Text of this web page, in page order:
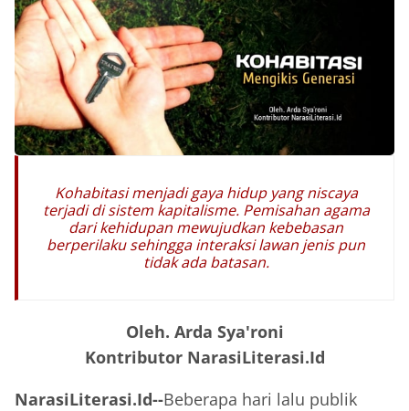
Kohabitasi menjadi gaya hidup yang niscaya
terjadi di sistem kapitalisme. Pemisahan agama
dari kehidupan mewujudkan kebebasan
berperilaku sehingga interaksi lawan jenis pun
tidak ada batasan.
Oleh. Arda Sya'roni
Kontributor NarasiLiterasi.Id
NarasiLiterasi.Id--Beberapa hari lalu publik